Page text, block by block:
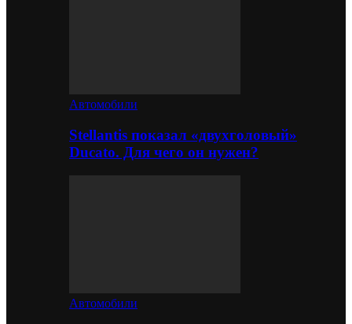
Автомобили
Stellantis показал «двухголовый»
Ducato. Для чего он нужен?
Автомобили